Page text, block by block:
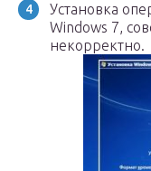
Установка
Windows 7,
некорректно.